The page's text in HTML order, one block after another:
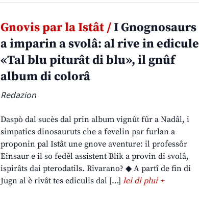
Gnovis par la Istât /I Gnognosaurs
a imparin a svolâ: al rive in edicule
«Tal blu piturât di blu», il gnûf
album di colorâ
Redazion
Daspò dal sucès dal prin album vignût fûr a Nadâl, i
simpatics dinosauruts che a fevelin par furlan a
proponin pal Istât une gnove aventure: il professôr
Einsaur e il so fedêl assistent Blik a provin di svolâ,
ispirâts dai pterodatils. Rivarano? ◆ A partî de fin di
Jugn al è rivât tes ediculis dal […] lei di plui +